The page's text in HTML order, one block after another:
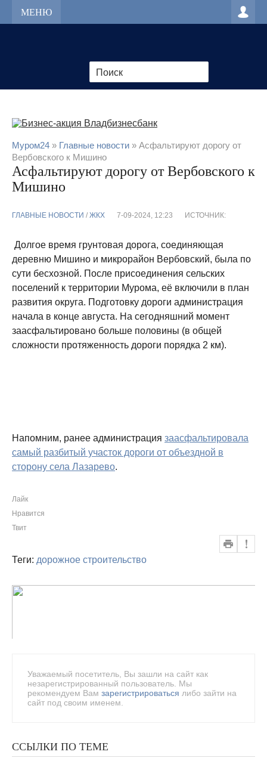
МЕНЮ
Муром24 » Главные новости » Асфальтируют дорогу от
Вербовского к Мишино
Асфальтируют дорогу от Вербовского к
Мишино
ГЛАВНЫЕ НОВОСТИ / ЖКХ 7-09-2024, 12:23 ИСТОЧНИК:
Долгое время грунтовая дорога, соединяющая
деревню Мишино и микрорайон Вербовский, была по
сути бесхозной. После присоединения сельских
поселений к территории Мурома, её включили в план
развития округа. Подготовку дороги администрация
начала в конце августа. На сегодняшний момент
заасфальтировано больше половины (в общей
сложности протяженность дороги порядка 2 км).
Напомним, ранее администрация заасфальтировала
самый разбитый участок дороги от объездной в
сторону села Лазарево.
Лайк
Нравится
Твит
Теги: дорожное строительство
Уважаемый посетитель, Вы зашли на сайт как
незарегистрированный пользователь. Мы
рекомендуем Вам зарегистрироваться либо зайти на
сайт под своим именем.
ССЫЛКИ ПО ТЕМЕ